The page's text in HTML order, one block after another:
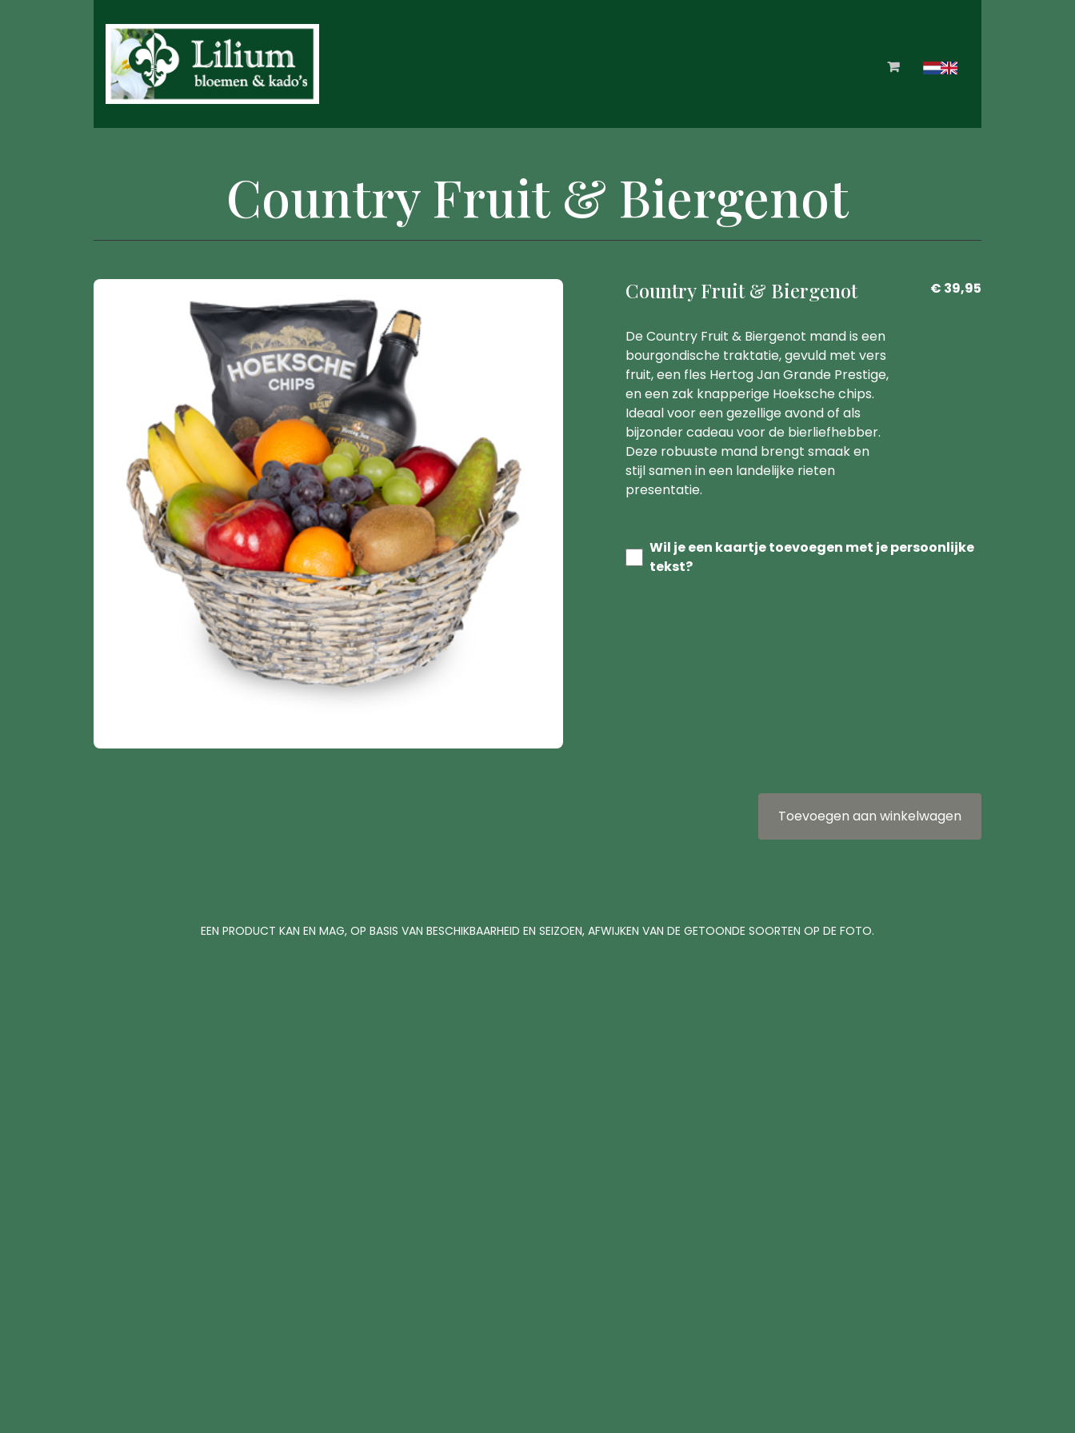
Country Fruit & Biergenot
Country Fruit & Biergenot
De Country Fruit & Biergenot mand is een
bourgondische traktatie, gevuld met vers
fruit, een fles Hertog Jan Grande Prestige,
en een zak knapperige Hoeksche chips.
Ideaal voor een gezellige avond of als
bijzonder cadeau voor de bierliefhebber.
Deze robuuste mand brengt smaak en
stijl samen in een landelijke rieten
presentatie.
€ 39,95
Wil je een kaartje toevoegen met je persoonlijke
tekst?
Toevoegen aan winkelwagen
EEN PRODUCT KAN EN MAG, OP BASIS VAN BESCHIKBAARHEID EN SEIZOEN, AFWIJKEN VAN DE GETOONDE SOORTEN OP DE FOTO.